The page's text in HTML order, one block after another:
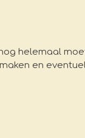
helemaal
en